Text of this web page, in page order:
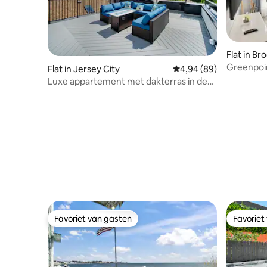
Flat in Jersey City Gemiddelde
4,94 (89)
Luxe appartement met dakterras in de
Flat in
Favoriet van gasten
Favoriet van gasten